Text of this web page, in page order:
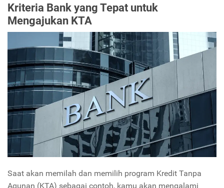
Kriteria Bank yang Tepat untuk
Mengajukan KTA
Saat akan memilah dan memilih program Kredit Tanpa
Agunan (KTA) sebagai contoh, kamu akan mengalami